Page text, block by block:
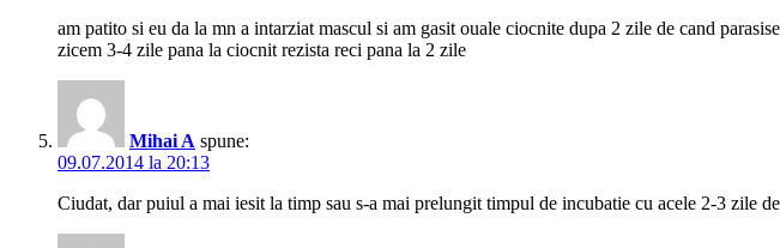
am patito si eu da la mn a intarziat mascul si am gasit ouale ciocnite dupa 2 zile de cand
zicem 3-4 zile pana la ciocnit rezista reci pana la 2 zile
Mihai A spune:
09.07.2014 la 20:13
Ciudat, dar puiul a mai iesit la timp sau s-a mai prelungit timpul de incubatie cu acele 2-3 zile